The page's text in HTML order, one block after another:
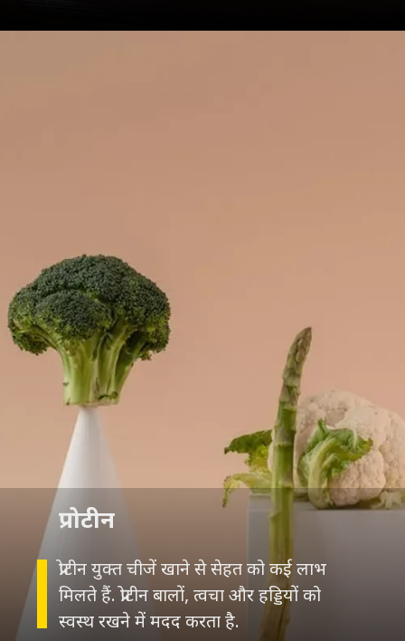
प्रोटीन युक्त चीजें खाने से सेहत को कई लाभ
मिलते हैं. प्रोटीन बालों, त्वचा और हड्डियों को
स्वस्थ रखने में मदद करता है.
प्रोटीन